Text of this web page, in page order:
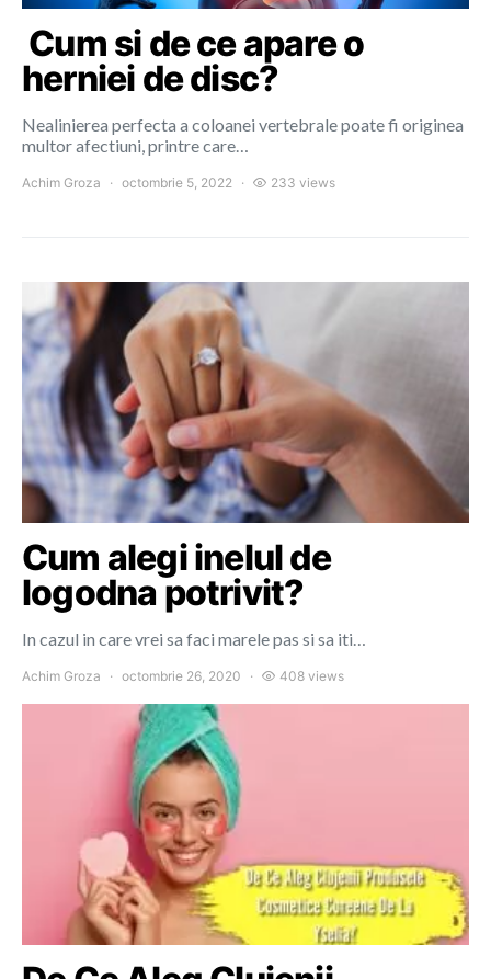
Cum si de ce apare o
herniei de disc?
Nealinierea perfecta a coloanei vertebrale poate fi originea
multor afectiuni, printre care…
Achim Groza octombrie 5, 2022 233 views
Cum alegi inelul de
logodna potrivit?
In cazul in care vrei sa faci marele pas si sa iti…
Achim Groza octombrie 26, 2020 408 views